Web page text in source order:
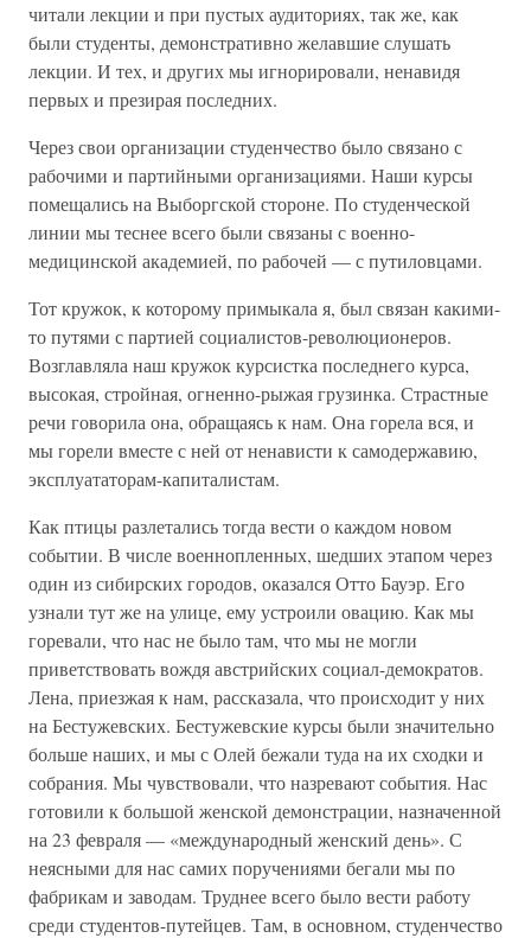
читали лекции и при пустых аудиториях, так же, как
были студенты, демонстративно желавшие слушать
лекции. И тех, и других мы игнорировали, ненавидя
первых и презирая последних.
Через свои организации студенчество было связано с
рабочими и партийными организациями. Наши курсы
помещались на Выборгской стороне. По студенческой
линии мы теснее всего были связаны с военно-
медицинской академией, по рабочей — с путиловцами.
Тот кружок, к которому примыкала я, был связан какими-
то путями с партией социалистов-революционеров.
Возглавляла наш кружок курсистка последнего курса,
высокая, стройная, огненно-рыжая грузинка. Страстные
речи говорила она, обращаясь к нам. Она горела вся, и
мы горели вместе с ней от ненависти к самодержавию,
эксплуататорам-капиталистам.
Как птицы разлетались тогда вести о каждом новом
событии. В числе военнопленных, шедших этапом через
один из сибирских городов, оказался Отто Бауэр. Его
узнали тут же на улице, ему устроили овацию. Как мы
горевали, что нас не было там, что мы не могли
приветствовать вождя австрийских социал-демократов.
Лена, приезжая к нам, рассказала, что происходит у них
на Бестужевских. Бестужевские курсы были значительно
больше наших, и мы с Олей бежали туда на их сходки и
собрания. Мы чувствовали, что назревают события. Нас
готовили к большой женской демонстрации, назначенной
на 23 февраля — «международный женский день». С
неясными для нас самих поручениями бегали мы по
фабрикам и заводам. Труднее всего было вести работу
среди студентов-путейцев. Там, в основном, студенчество